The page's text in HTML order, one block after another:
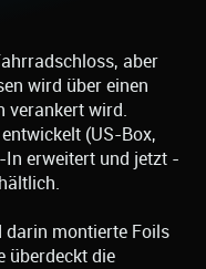
aber
wird über einen
verankert wird.
(US-Box,
In erweitert und jetzt -
darin montierte Foils
überdeckt die